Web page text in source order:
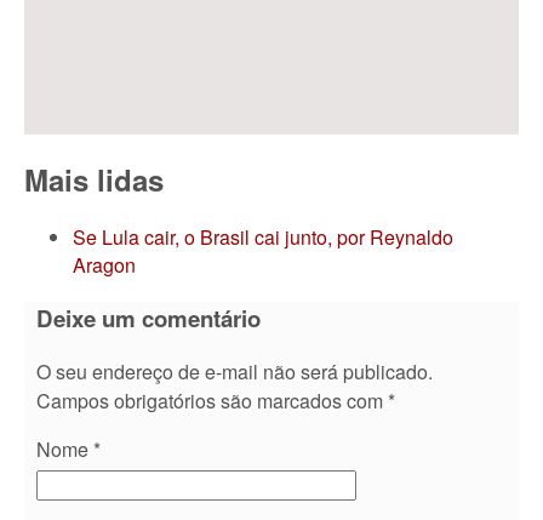
Mais lidas
Se Lula cair, o Brasil cai junto, por Reynaldo
Aragon
Deixe um comentário
O seu endereço de e-mail não será publicado.
Campos obrigatórios são marcados com *
Nome *